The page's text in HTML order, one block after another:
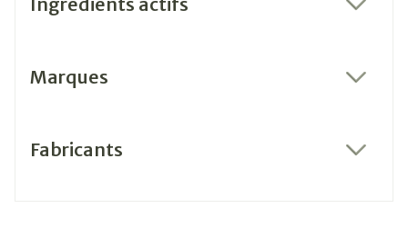
Marques
Fabricants